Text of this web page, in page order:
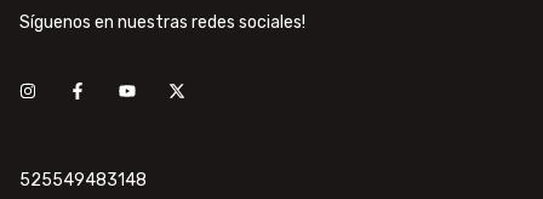
Síguenos en nuestras redes sociales!
525549483148